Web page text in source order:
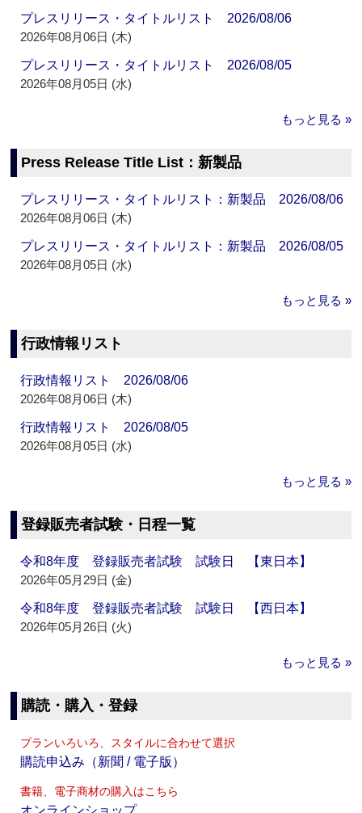
プレスリリース・タイトルリスト 2026/08/06
2026年08月06日 (木)
プレスリリース・タイトルリスト 2026/08/05
2026年08月05日 (水)
もっと見る »
Press Release Title List：新製品
プレスリリース・タイトルリスト：新製品 2026/08/06
2026年08月06日 (木)
プレスリリース・タイトルリスト：新製品 2026/08/05
2026年08月05日 (水)
もっと見る »
行政情報リスト
行政情報リスト 2026/08/06
2026年08月06日 (木)
行政情報リスト 2026/08/05
2026年08月05日 (水)
もっと見る »
登録販売者試験・日程一覧
令和8年度 登録販売者試験 試験日 【東日本】
2026年05月29日 (金)
令和8年度 登録販売者試験 試験日 【西日本】
2026年05月26日 (火)
もっと見る »
購読・購入・登録
プランいろいろ、スタイルに合わせて選択
購読申込み（新聞 / 電子版）
書籍、電子商材の購入はこちら